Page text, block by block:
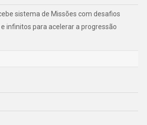
sistema de Missões com desafios
infinitos para acelerar a progressão